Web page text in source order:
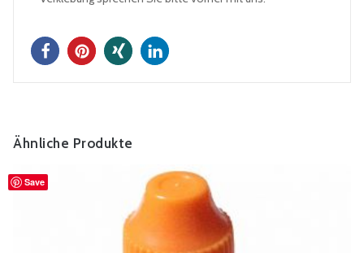
Ähnliche Produkte
Save